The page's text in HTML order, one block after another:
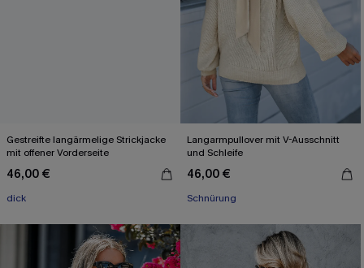
Gestreifte langärmelige Strickjacke
mit offener Vorderseite
46,00 €
dick
Langarmpullover mit V-Ausschnitt
und Schleife
46,00 €
Schnürung